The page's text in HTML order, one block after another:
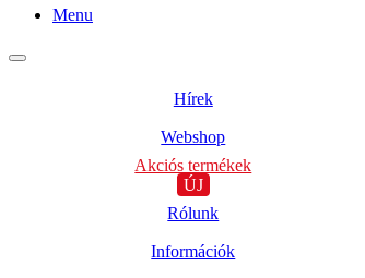
Menu
Hírek
Webshop
Akciós termékek
ÚJ
Rólunk
Információk